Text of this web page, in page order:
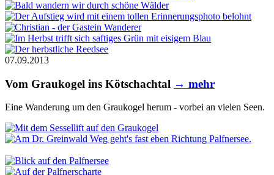
07.09.2013
Vom Graukogel ins Kötschachtal → mehr
Eine Wanderung um den Graukogel herum - vorbei an vielen Seen.